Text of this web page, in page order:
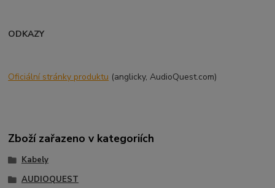
ODKAZY
Oficiální stránky produktu (anglicky, AudioQuest.com)
Zboží zařazeno v kategoriích
Kabely
AUDIOQUEST